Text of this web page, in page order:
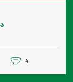
4